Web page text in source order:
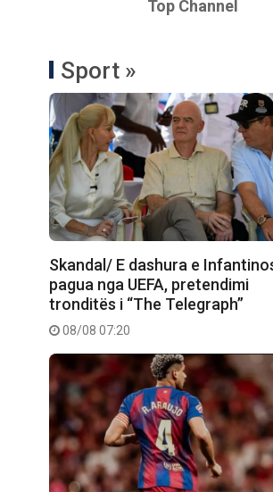
Top Channel
Sport »
Skandal/ E dashura e
pagua nga UEFA, pretendimi
tronditës i “The Telegraph”
08/08 07:20